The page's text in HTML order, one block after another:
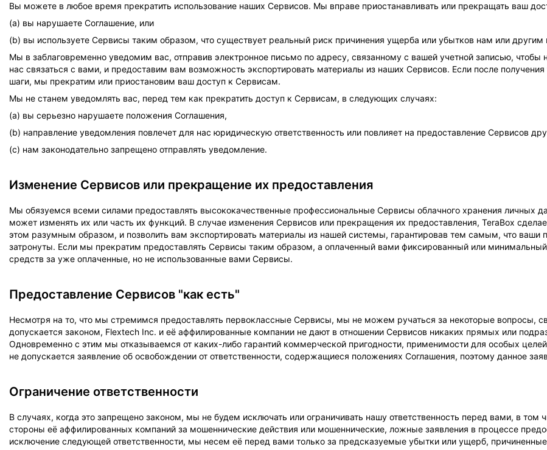
Вы можете в любое время прекратить использование наших Сервисов. Мы вправе приостанавливать или прекращать ваш
(а) вы нарушаете Соглашение, или
(b) вы используете Сервисы таким образом, что существует реальный риск причинения ущерба или убытков нам или другим
Мы в заблаговременно уведомим вас, отправив электронное письмо по адресу, связанному с вашей учетной записью, чтобы
нас связаться с вами, и предоставим вам возможность экспортировать материалы из наших Сервисов. Если после
шаги, мы прекратим или приостановим ваш доступ к Сервисам.
Мы не станем уведомлять вас, перед тем как прекратить доступ к Сервисам, в следующих случаях:
(а) вы серьезно нарушаете положения Соглашения,
(b) направление уведомления повлечет для нас юридическую ответственность или повлияет на предоставление Сервисов
(с) нам законодательно запрещено отправлять уведомление.
Изменение Сервисов или прекращение их предоставления
Мы обязуемся всеми силами предоставлять высококачественные профессиональные Сервисы облачного хранения личных
может изменять их или часть их функций. В случае изменения Сервисов или прекращения их предоставления, TeraBox
этом разумным образом, и позволить вам экспортировать материалы из нашей системы, гарантировав тем самым, что ваши
затронуты. Если мы прекратим предоставлять Сервисы таким образом, а оплаченный вами фиксированный или
средств за уже оплаченные, но не использованные вами Сервисы.
Предоставление Сервисов "как есть"
Несмотря на то, что мы стремимся предоставлять первоклассные Сервисы, мы не можем ручаться за некоторые вопросы,
допускается законом, Flextech Inc. и её аффилированные компании не дают в отношении Сервисов никаких прямых или
Одновременно с этим мы отказываемся от каких-либо гарантий коммерческой пригодности, применимости для особых
не допускается заявление об освобождении от ответственности, содержащиеся положениях Соглашения, поэтому данное
Ограничение ответственности
В случаях, когда это запрещено законом, мы не будем исключать или ограничивать нашу ответственность перед вами, в том
стороны её аффилированных компаний за мошеннические действия или мошеннические, ложные заявления в процессе
исключение следующей ответственности, мы несем её перед вами только за предсказуемые убытки или ущерб,